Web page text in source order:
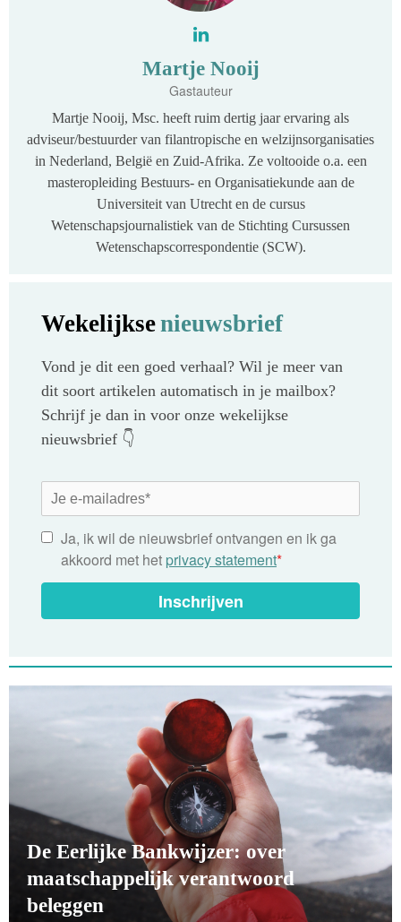
Martje Nooij
Gastauteur
Martje Nooij, Msc. heeft ruim dertig jaar ervaring als
adviseur/bestuurder van filantropische en welzijnsorganisaties
in Nederland, België en Zuid-Afrika. Ze voltooide o.a. een
masteropleiding Bestuurs- en Organisatiekunde aan de
Universiteit van Utrecht en de cursus
Wetenschapsjournalistiek van de Stichting Cursussen
Wetenschapscorrespondentie (SCW).
Wekelijksenieuwsbrief
Vond je dit een goed verhaal? Wil je meer van
dit soort artikelen automatisch in je mailbox?
Schrijf je dan in voor onze wekelijkse
nieuwsbrief 👇
Ja, ik wil de nieuwsbrief ontvangen en ik ga
akkoord met het privacy statement*
Inschrijven
De Eerlijke Bankwijzer: over
maatschappelijk verantwoord
beleggen